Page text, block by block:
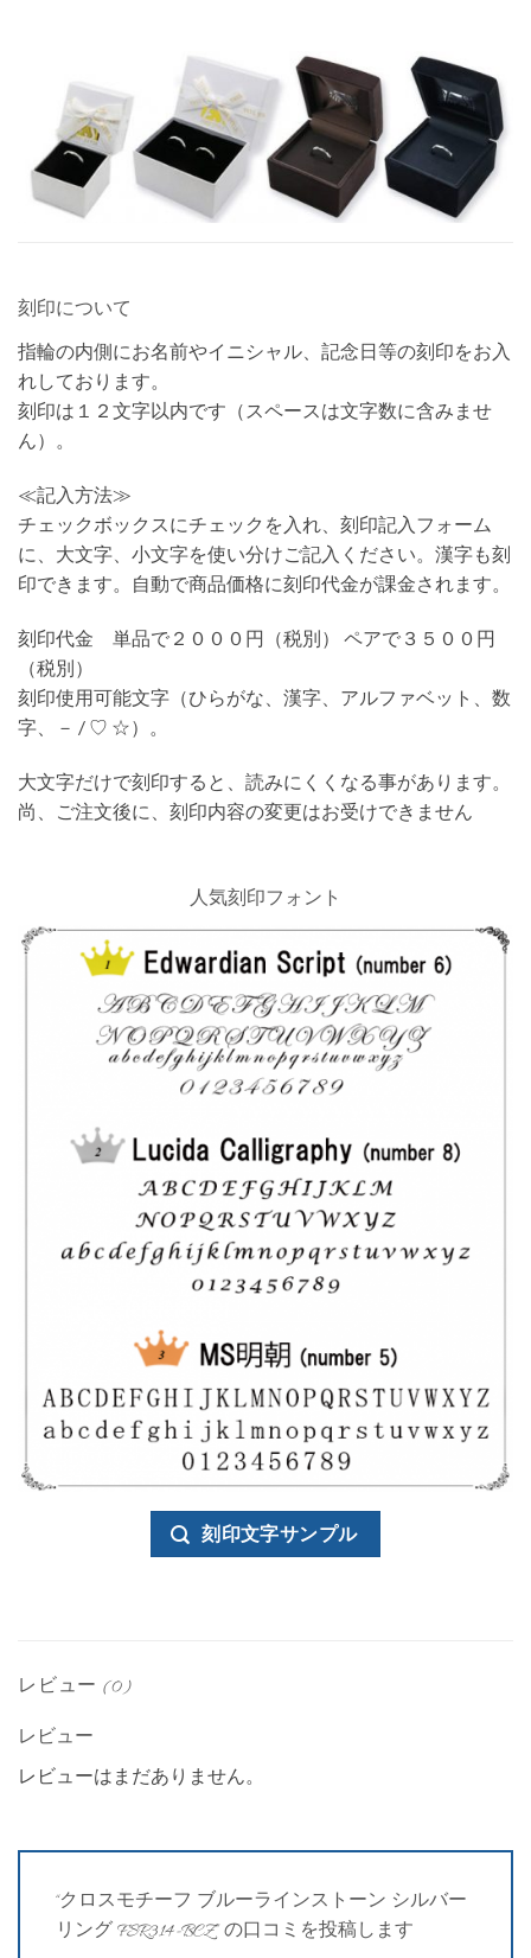
刻印について
指輪の内側にお名前やイニシャル、記念日等の刻印をお入
れしております。
刻印は１２文字以内です（スペースは文字数に含みませ
ん）。
≪記入方法≫
チェックボックスにチェックを入れ、刻印記入フォーム
に、大文字、小文字を使い分けご記入ください。漢字も刻
印できます。自動で商品価格に刻印代金が課金されます。
刻印代金 単品で２０００円（税別） ペアで３５００円
（税別）
刻印使用可能文字（ひらがな、漢字、アルファベット、数
字、－ / ♡ ☆）。
大文字だけで刻印すると、読みにくくなる事があります。
尚、ご注文後に、刻印内容の変更はお受けできません
人気刻印フォント
刻印文字サンプル
レビュー (0)
レビュー
レビューはまだありません。
“クロスモチーフ ブルーラインストーン シルバー
リング FSR314-BCZ” の口コミを投稿します